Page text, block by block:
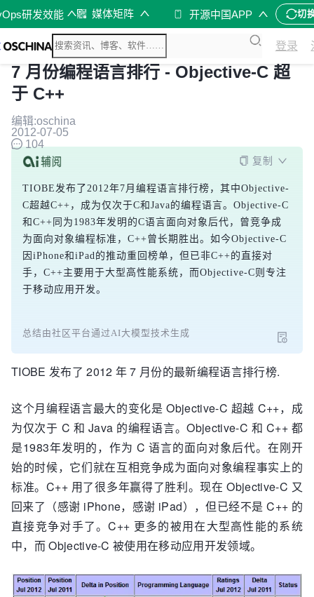
研发效能 媒体矩阵 开源中国APP 切
登录
7 月份编程语言排行 - Objective-C 超
于 C++
编辑:oschina
2012-07-05
104
复制
TIOBE发布了2012年7月编程语言排行榜，其中Objective-
C超越C++，成为仅次于C和Java的编程语言。Objective-C
和C++同为1983年发明的C语言面向对象后代，曾竞争成
为面向对象编程标准，C++曾长期胜出。如今Objective-C
因iPhone和iPad的推动重回榜单，但已非C++的直接对
手，C++主要用于大型高性能系统，而Objective-C则专注
于移动应用开发。
总结由社区平台通过AI大模型技术生成
TIOBE 发布了 2012 年 7 月份的最新编程语言排行榜.
这个月编程语言最大的变化是 Objective-C 超越 C++，成
为仅次于 C 和 Java 的编程语言。Objective-C 和 C++ 都
是1983年发明的，作为 C 语言的面向对象后代。在刚开
始的时候，它们就在互相竞争成为面向对象编程事实上的
标准。C++ 用了很多年赢得了胜利。现在 Objective-C 又
回来了（感谢 iPhone，感谢 iPad），但已经不是 C++ 的
直接竞争对手了。C++ 更多的被用在大型高性能的系统
中，而 Objective-C 被使用在移动应用开发领域。